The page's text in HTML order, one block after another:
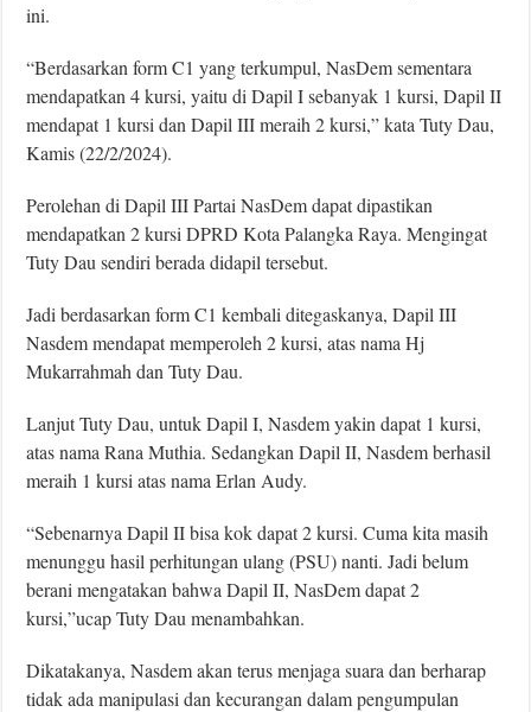
ini.
“Berdasarkan form C1 yang terkumpul, NasDem sementara
mendapatkan 4 kursi, yaitu di Dapil I sebanyak 1 kursi, Dapil II
mendapat 1 kursi dan Dapil III meraih 2 kursi,” kata Tuty Dau,
Kamis (22/2/2024).
Perolehan di Dapil III Partai NasDem dapat dipastikan
mendapatkan 2 kursi DPRD Kota Palangka Raya. Mengingat
Tuty Dau sendiri berada didapil tersebut.
Jadi berdasarkan form C1 kembali ditegaskanya, Dapil III
Nasdem mendapat memperoleh 2 kursi, atas nama Hj
Mukarrahmah dan Tuty Dau.
Lanjut Tuty Dau, untuk Dapil I, Nasdem yakin dapat 1 kursi,
atas nama Rana Muthia. Sedangkan Dapil II, Nasdem berhasil
meraih 1 kursi atas nama Erlan Audy.
“Sebenarnya Dapil II bisa kok dapat 2 kursi. Cuma kita masih
menunggu hasil perhitungan ulang (PSU) nanti. Jadi belum
berani mengatakan bahwa Dapil II, NasDem dapat 2
kursi,”ucap Tuty Dau menambahkan.
Dikatakanya, Nasdem akan terus menjaga suara dan berharap
tidak ada manipulasi dan kecurangan dalam pengumpulan